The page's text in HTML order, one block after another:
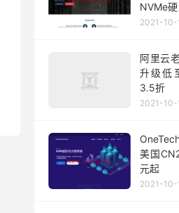
NVMe
口，$5/
2021-10-
阿里云
升级低
3.5折
2021-10-
美国
元起
2021-10-